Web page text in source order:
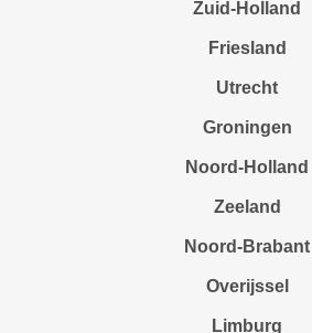
Zuid-Holland
Friesland
Utrecht
Groningen
Noord-Holland
Zeeland
Noord-Brabant
Overijssel
Limburg